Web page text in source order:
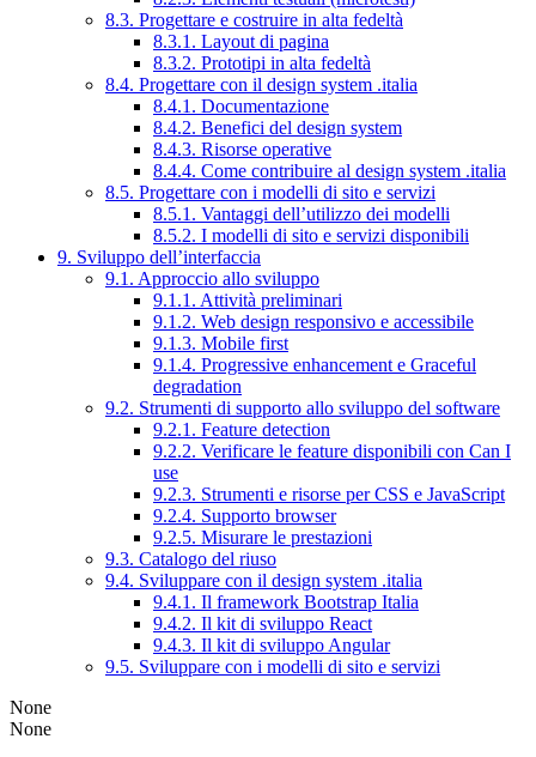
8.3. Progettare e costruire in alta fedeltà
8.3.1. Layout di pagina
8.3.2. Prototipi in alta fedeltà
8.4. Progettare con il design system .italia
8.4.1. Documentazione
8.4.2. Benefici del design system
8.4.3. Risorse operative
8.4.4. Come contribuire al design system .italia
8.5. Progettare con i modelli di sito e servizi
8.5.1. Vantaggi dell’utilizzo dei modelli
8.5.2. I modelli di sito e servizi disponibili
9. Sviluppo dell’interfaccia
9.1. Approccio allo sviluppo
9.1.1. Attività preliminari
9.1.2. Web design responsivo e accessibile
9.1.3. Mobile first
9.1.4. Progressive enhancement e Graceful
degradation
9.2. Strumenti di supporto allo sviluppo del software
9.2.1. Feature detection
9.2.2. Verificare le feature disponibili con Can I
use
9.2.3. Strumenti e risorse per CSS e JavaScript
9.2.4. Supporto browser
9.2.5. Misurare le prestazioni
9.3. Catalogo del riuso
9.4. Sviluppare con il design system .italia
9.4.1. Il framework Bootstrap Italia
9.4.2. Il kit di sviluppo React
9.4.3. Il kit di sviluppo Angular
9.5. Sviluppare con i modelli di sito e servizi
None
None